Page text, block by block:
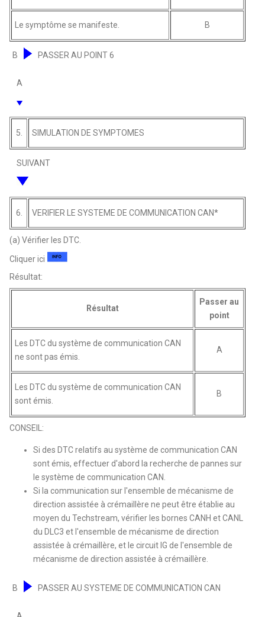
Le symptôme se manifeste. B
B PASSER AU POINT 6
A
5. SIMULATION DE SYMPTOMES
SUIVANT
6. VERIFIER LE SYSTEME DE COMMUNICATION CAN*
(a) Vérifier les DTC.
Cliquer ici
Résultat:
Résultat
Passer au
point
Les DTC du système de communication CAN
ne sont pas émis.
A
Les DTC du système de communication CAN
sont émis.
B
CONSEIL:
Si des DTC relatifs au système de communication CAN
sont émis, effectuer d'abord la recherche de pannes sur
le système de communication CAN.
Si la communication sur l'ensemble de mécanisme de
direction assistée à crémaillère ne peut être établie au
moyen du Techstream, vérifier les bornes CANH et CANL
du DLC3 et l'ensemble de mécanisme de direction
assistée à crémaillère, et le circuit IG de l'ensemble de
mécanisme de direction assistée à crémaillère.
B PASSER AU SYSTEME DE COMMUNICATION CAN